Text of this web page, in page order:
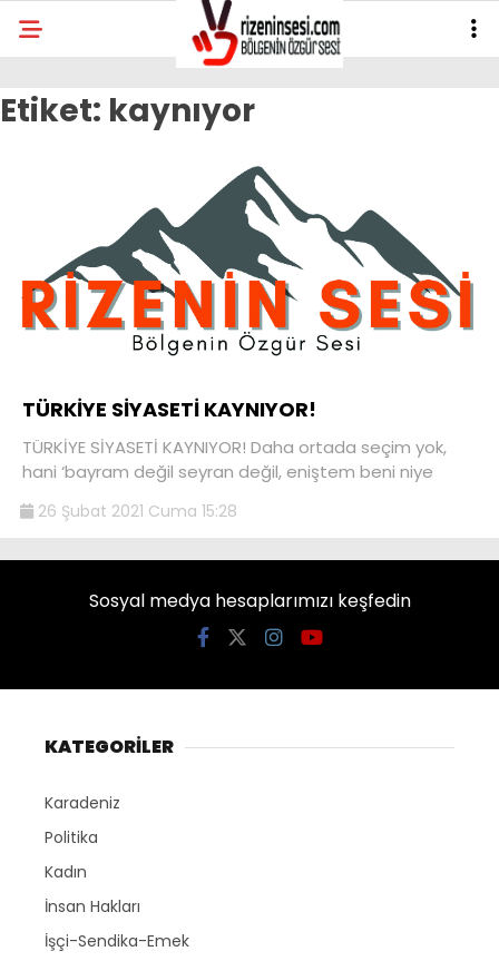
Etiket: kaynıyor
TÜRKİYE SİYASETİ KAYNIYOR!
TÜRKİYE SİYASETİ KAYNIYOR! Daha ortada seçim yok,
hani ‘bayram değil seyran değil, eniştem beni niye
26 Şubat 2021 Cuma 15:28
Sosyal medya hesaplarımızı keşfedin
KATEGORİLER
Karadeniz
Politika
Kadın
İnsan Hakları
İşçi-Sendika-Emek